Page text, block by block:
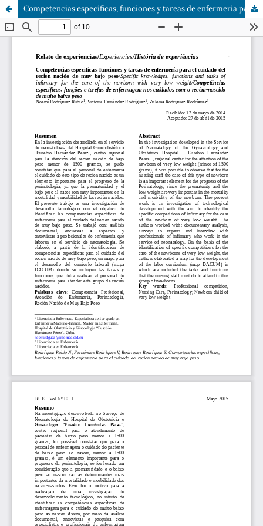
Competencias específicas, funciones y tareas de enfermería para el cuidado del recién nacido de muy bajo peso